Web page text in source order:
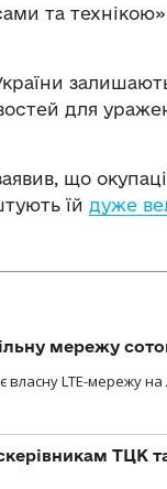
та
для
що
їй дуже
мережу
LTE-мережу на
ТЦК